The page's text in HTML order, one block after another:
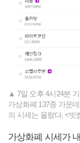
▲ 7일 오후 4시24분
가상화폐 137종 가운
의 시세는 올랐다. <빗
가상화폐 시세가